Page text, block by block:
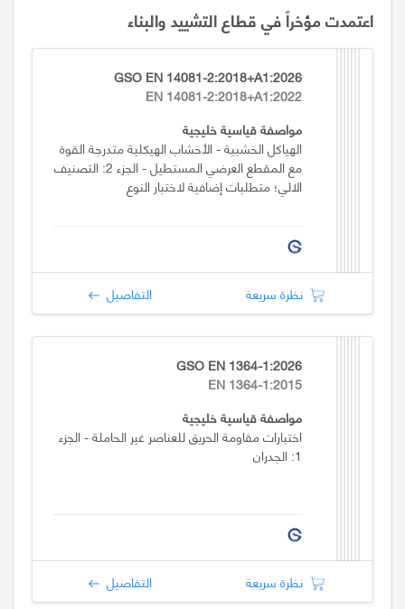
اعتمدت مؤخراً في قطاع التشييد والبناء
GSO EN 14081-2:2018+A1:2026
EN 14081-2:2018+A1:2022
مواصفة قياسية خليجية
الهياكل الخشبية - الأخشاب الهيكلية متدرجة القوة
مع المقطع العرضي المستطيل - الجزء 2: التصنيف
الالي؛ متطلبات إضافية لاختبار النوع
نظرة سريعة التفاصيل
GSO EN 1364-1:2026
EN 1364-1:2015
مواصفة قياسية خليجية
اختبارات مقاومة الحريق للعناصر غير الحاملة - الجزء
1: الجدران
نظرة سريعة التفاصيل